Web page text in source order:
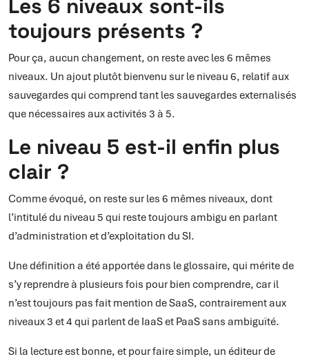
Les 6 niveaux sont-ils
toujours présents ?
Pour ça, aucun changement, on reste avec les 6 mêmes
niveaux. Un ajout plutôt bienvenu sur le niveau 6, relatif aux
sauvegardes qui comprend tant les sauvegardes externalisés
que nécessaires aux activités 3 à 5.
Le niveau 5 est-il enfin plus
clair ?
Comme évoqué, on reste sur les 6 mêmes niveaux, dont
l’intitulé du niveau 5 qui reste toujours ambigu en parlant
d’administration et d’exploitation du SI.
Une définition a été apportée dans le glossaire, qui mérite de
s’y reprendre à plusieurs fois pour bien comprendre, car il
n’est toujours pas fait mention de SaaS, contrairement aux
niveaux 3 et 4 qui parlent de IaaS et PaaS sans ambiguïté.
Si la lecture est bonne, et pour faire simple, un éditeur de